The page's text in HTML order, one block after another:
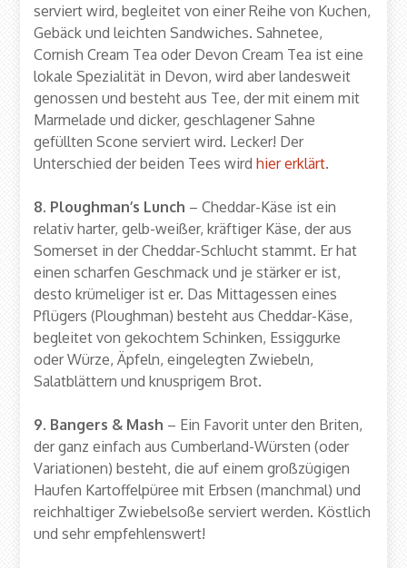
serviert wird, begleitet von einer Reihe von Kuchen,
Gebäck und leichten Sandwiches. Sahnetee,
Cornish Cream Tea oder Devon Cream Tea ist eine
lokale Spezialität in Devon, wird aber landesweit
genossen und besteht aus Tee, der mit einem mit
Marmelade und dicker, geschlagener Sahne
gefüllten Scone serviert wird. Lecker! Der
Unterschied der beiden Tees wirdhier erklärt.
8. Ploughman’s Lunch – Cheddar-Käse ist ein
relativ harter, gelb-weißer, kräftiger Käse, der aus
Somerset in der Cheddar-Schlucht stammt. Er hat
einen scharfen Geschmack und je stärker er ist,
desto krümeliger ist er. Das Mittagessen eines
Pflügers (Ploughman) besteht aus Cheddar-Käse,
begleitet von gekochtem Schinken, Essiggurke
oder Würze, Äpfeln, eingelegten Zwiebeln,
Salatblättern und knusprigem Brot.
9. Bangers & Mash – Ein Favorit unter den Briten,
der ganz einfach aus Cumberland-Würsten (oder
Variationen) besteht, die auf einem großzügigen
Haufen Kartoffelpüree mit Erbsen (manchmal) und
reichhaltiger Zwiebelsoße serviert werden. Köstlich
und sehr empfehlenswert!